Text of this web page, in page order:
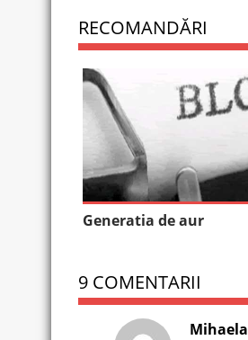
RECOMANDĂRI
Generatia de aur
9 COMENTARII
Mihaela